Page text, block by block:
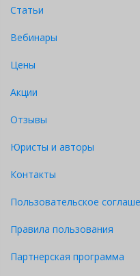
Статьи
Вебинары
Цены
Акции
Отзывы
Юристы и авторы
Контакты
Пользовательское
Правила пользования
Партнерская программа